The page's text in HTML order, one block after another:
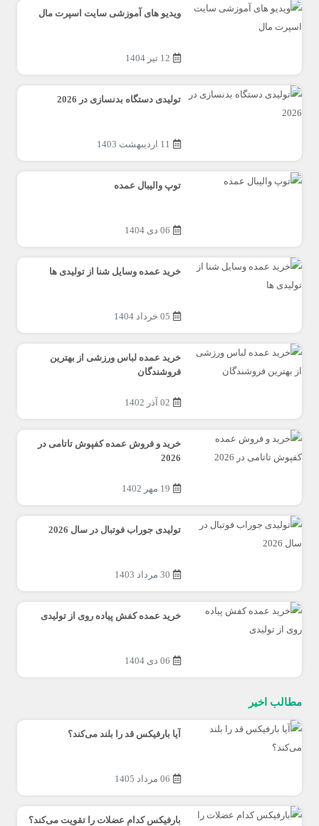
ویدیو های آموزشی سایت اسپرت مال
12 تیر 1404
تولیدی دستگاه بدنسازی در 2026
11 اردیبهشت 1403
توپ والیبال عمده
06 دی 1404
خرید عمده وسایل شنا از تولیدی ها
05 خرداد 1404
خرید عمده لباس ورزشی از بهترین
فروشندگان
02 آذر 1402
خرید و فروش عمده کفپوش تاتامی در
2026
19 مهر 1402
تولیدی جوراب فوتبال در سال 2026
30 مرداد 1403
خرید عمده کفش پیاده روی از تولیدی
06 دی 1404
مطالب اخیر
آیا بارفیکس قد را بلند می‌کند؟
06 مرداد 1405
بارفیکس کدام عضلات را تقویت می‌کند؟